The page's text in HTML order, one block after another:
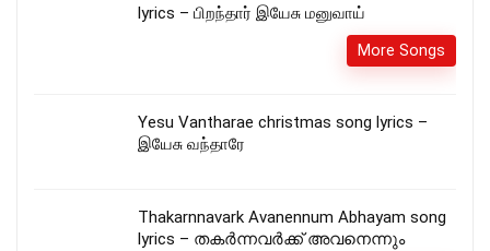
lyrics – பிறந்தார் இயேசு மனுவாய்
More Songs
Yesu Vantharae christmas song lyrics –
இயேசு வந்தாரே
Thakarnnavark Avanennum Abhayam song
lyrics – തകർന്നവർക്ക് അവനെന്നും